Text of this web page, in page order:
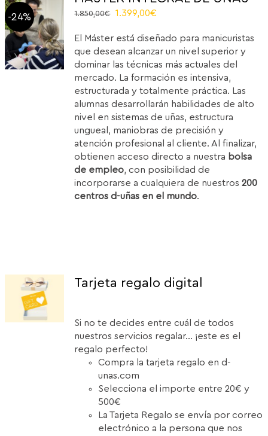
-24% 1.850,00€
Original
was:
1.850,00€.
1.399,00€
is:
1.399,00€.
El Máster está diseñado para manicuristas
que desean alcanzar un nivel superior y
dominar las técnicas más actuales del
mercado. La formación es intensiva,
estructurada y totalmente práctica. Las
alumnas desarrollarán habilidades de alto
nivel en sistemas de uñas, estructura
ungueal, maniobras de precisión y
atención profesional al cliente. Al finalizar,
obtienen acceso directo a nuestra bolsa
de empleo, con posibilidad de
incorporarse a cualquiera de nuestros200
centros d-uñas en el mundo.
Tarjeta regalo digital
Si no te decides entre cuál de todos
nuestros servicios regalar... ¡este es el
regalo perfecto!
Compra la tarjeta regalo en d-
unas.com
Selecciona el importe entre 20€ y
500€
La Tarjeta Regalo se envía por correo
electrónico a la persona que nos